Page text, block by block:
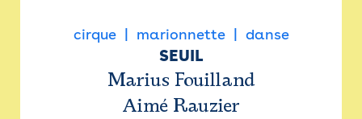
cirque marionnette danse
SEUIL
Marius Fouilland
Aimé Rauzier